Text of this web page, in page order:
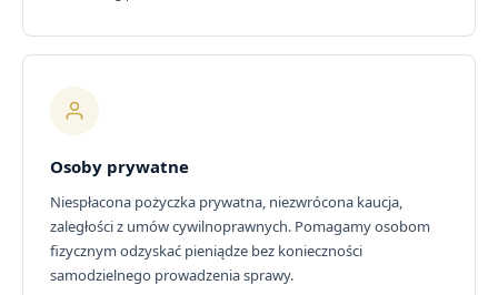
Osoby prywatne
Niespłacona pożyczka prywatna, niezwrócona kaucja,
zaległości z umów cywilnoprawnych. Pomagamy osobom
fizycznym odzyskać pieniądze bez konieczności
samodzielnego prowadzenia sprawy.